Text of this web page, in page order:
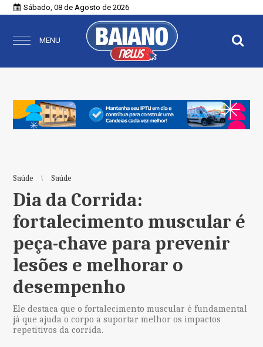
Sábado, 08 de Agosto de 2026
MENU
Saúde Saúde
Dia da Corrida:
fortalecimento muscular é
peça-chave para prevenir
lesões e melhorar o
desempenho
Ele destaca que o fortalecimento muscular é fundamental
já que ajuda o corpo a suportar melhor os impactos
repetitivos da corrida.